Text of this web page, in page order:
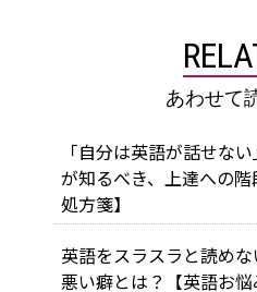
あわせて
「自分は英語が話せな
が知るべき、上達への
処方箋】
英語をスラスラと読め
悪い癖とは？【英語お悩